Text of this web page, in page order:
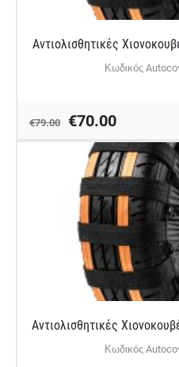
Αντιολισθητικές
Κωδικός
€79.00 €70.00
Αντιολισθητικές
Κωδικός